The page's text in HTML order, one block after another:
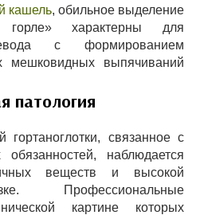
кашель, обильное выделение
характерны для
с формированием
мешковидных выпячиваний
патология
гортаноглотки, связанное с
наблюдается
веществ и высокой
Профессиональные
картине которых